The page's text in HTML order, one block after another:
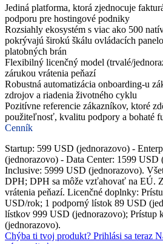
Jediná platforma, ktorá zjednocuje
podporu pre hostingové podniky
Rozsiahly ekosystém s viac ako 500
pokrývajú širokú škálu ovládacích
platobných brán
Flexibilný licenčný model (trvalé/
zárukou vrátenia peňazí
Robustná automatizácia onboarding-u
zdrojov a riadenia životného cyklu
Pozitívne referencie zákazníkov, ktoré
použiteľnosť, kvalitu podpory a bohaté
Cenník
Startup: 599 USD (jednorazovo) -
(jednorazovo) - Data Center: 1599
Inclusive: 5999 USD (jednorazovo).
DPH; DPH sa môže vzťahovať na EÚ.
vrátenia peňazí. Licenčné doplnky:
USD/rok; 1 podporný lístok 89 USD
lístkov 999 USD (jednorazovo); Prístup
(jednorazovo).
Chýba ti tvoj produkt? Prihlási sa teraz